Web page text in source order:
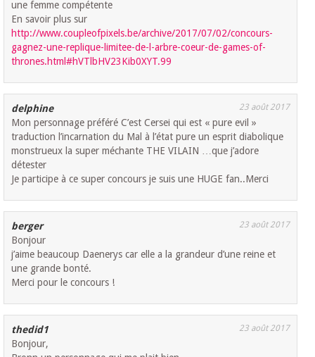
une femme compétente
En savoir plus sur
http://www.coupleofpixels.be/archive/2017/07/02/concours-
gagnez-une-replique-limitee-de-l-arbre-coeur-de-games-of-
thrones.html#hVTlbHV23Kib0XYT.99
delphine 23 août 2017
Mon personnage préféré C’est Cersei qui est « pure evil »
traduction l’incarnation du Mal à l’état pure un esprit diabolique
monstrueux la super méchante THE VILAIN …que j’adore
détester
Je participe à ce super concours je suis une HUGE fan..Merci
berger 23 août 2017
Bonjour
j’aime beaucoup Daenerys car elle a la grandeur d’une reine et
une grande bonté.
Merci pour le concours !
thedid1 23 août 2017
Bonjour,